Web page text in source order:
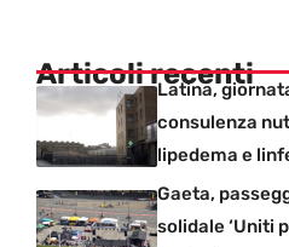
Articoli recenti
Latina,
consulenza
lipedema e
Gaeta,
solidale ‘Uniti